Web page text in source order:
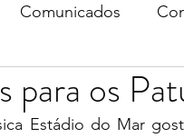
Comunicados
ebem ebpol
para os
Estádio do Mar